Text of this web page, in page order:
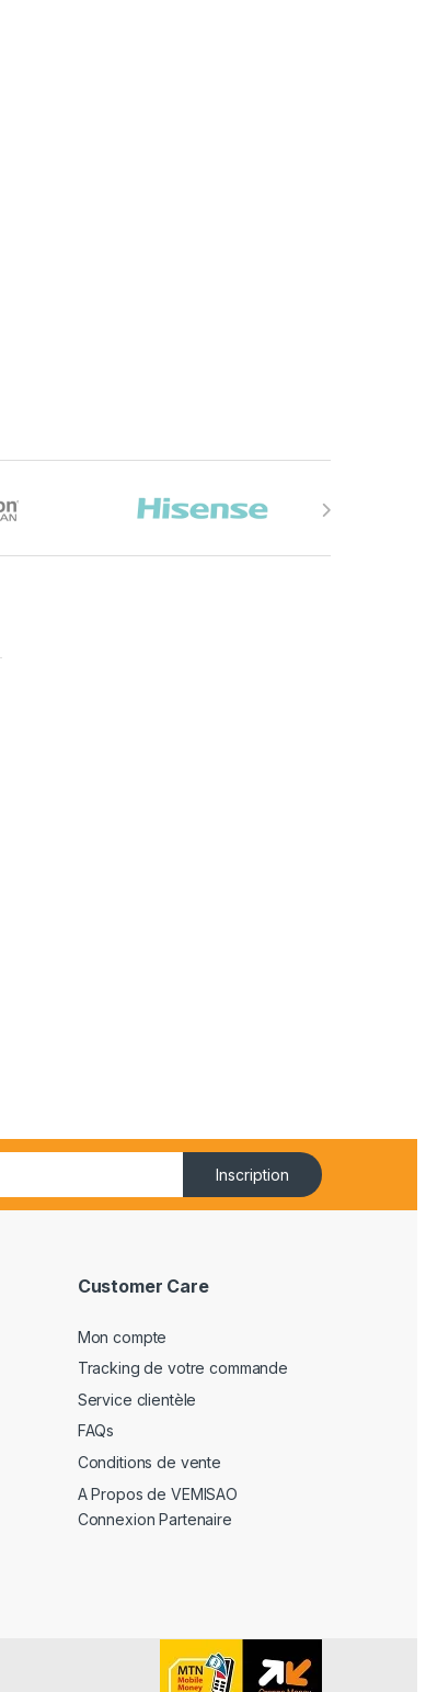
Inscription
Customer Care
Mon compte
Tracking de votre commande
Service clientèle
FAQs
Conditions de vente
A Propos de VEMISAO
Connexion Partenaire